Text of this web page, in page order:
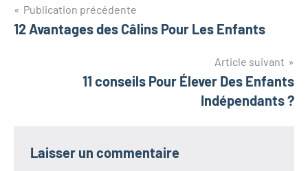
Navigation
de
Publication précédente
12 Avantages des Câlins Pour Les Enfants
Article suivant
11 conseils Pour Élever Des Enfants
Indépendants ?
Laisser un commentaire